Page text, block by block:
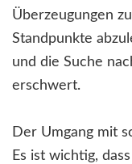
Überzeugungen
Standpunkte
und die Suche
erschwert.
Der Umgang mit
Es ist wichtig,